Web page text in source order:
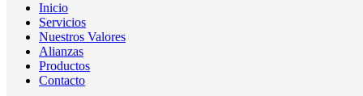
Inicio
Servicios
Nuestros Valores
Alianzas
Productos
Contacto